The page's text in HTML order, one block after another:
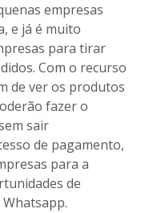
empresas
e já é muito
para tirar
Com o recurso
de ver os produtos
fazer o
sair
de pagamento,
para a
de